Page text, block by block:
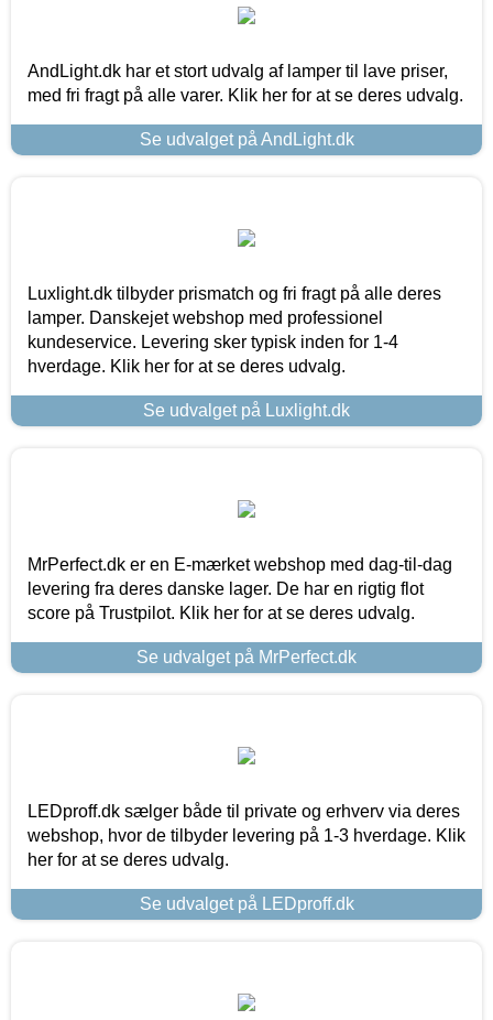
AndLight.dk har et stort udvalg af lamper til lave priser,
med fri fragt på alle varer. Klik her for at se deres udvalg.
Se udvalget på AndLight.dk
Luxlight.dk tilbyder prismatch og fri fragt på alle deres
lamper. Danskejet webshop med professionel
kundeservice. Levering sker typisk inden for 1-4
hverdage. Klik her for at se deres udvalg.
Se udvalget på Luxlight.dk
MrPerfect.dk er en E-mærket webshop med dag-til-dag
levering fra deres danske lager. De har en rigtig flot
score på Trustpilot. Klik her for at se deres udvalg.
Se udvalget på MrPerfect.dk
LEDproff.dk sælger både til private og erhverv via deres
webshop, hvor de tilbyder levering på 1-3 hverdage. Klik
her for at se deres udvalg.
Se udvalget på LEDproff.dk